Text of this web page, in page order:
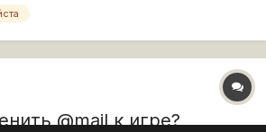
@mail к игре?